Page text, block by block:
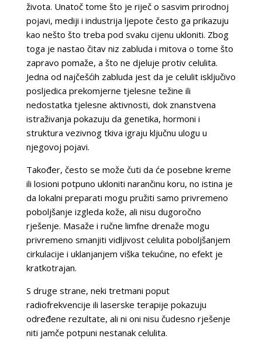
života. Unatoč tome što je riječ o sasvim prirodnoj
pojavi, mediji i industrija ljepote često ga prikazuju
kao nešto što treba pod svaku cijenu ukloniti. Zbog
toga je nastao čitav niz zabluda i mitova o tome što
zapravo pomaže, a što ne djeluje protiv celulita.
Jedna od najčešćih zabluda jest da je celulit isključivo
posljedica prekomjerne tjelesne težine ili
nedostatka tjelesne aktivnosti, dok znanstvena
istraživanja pokazuju da genetika, hormoni i
struktura vezivnog tkiva igraju ključnu ulogu u
njegovoj pojavi.
Također, često se može čuti da će posebne kreme
ili losioni potpuno ukloniti narančinu koru, no istina je
da lokalni preparati mogu pružiti samo privremeno
poboljšanje izgleda kože, ali nisu dugoročno
rješenje. Masaže i ručne limfne drenaže mogu
privremeno smanjiti vidljivost celulita poboljšanjem
cirkulacije i uklanjanjem viška tekućine, no efekt je
kratkotrajan.
S druge strane, neki tretmani poput
radiofrekvencije ili laserske terapije pokazuju
određene rezultate, ali ni oni nisu čudesno rješenje
niti jamče potpuni nestanak celulita.